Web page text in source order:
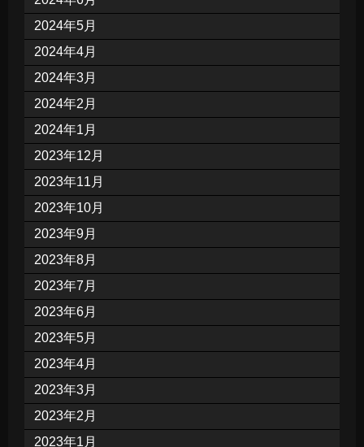
2024年5月
2024年4月
2024年3月
2024年2月
2024年1月
2023年12月
2023年11月
2023年10月
2023年9月
2023年8月
2023年7月
2023年6月
2023年5月
2023年4月
2023年3月
2023年2月
2023年1月